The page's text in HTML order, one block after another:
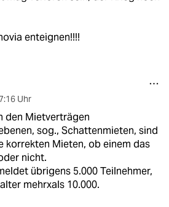
enteignen!!!!
Uhr
den Mietverträgen
sog., Schattenmieten, sind
korrekten Mieten, ob einem das
nicht.
übrigens 5.000 Teilnehmer,
mehrxals 10.000.